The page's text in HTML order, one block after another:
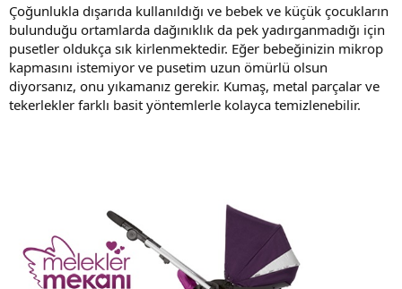
Çoğunlukla dışarıda kullanıldığı ve bebek ve küçük çocukların
bulunduğu ortamlarda dağınıklık da pek yadırganmadığı için
pusetler oldukça sık kirlenmektedir. Eğer bebeğinizin mikrop
kapmasını istemiyor ve pusetim uzun ömürlü olsun
diyorsanız, onu yıkamanız gerekir. Kumaş, metal parçalar ve
tekerlekler farklı basit yöntemlerle kolayca temizlenebilir.